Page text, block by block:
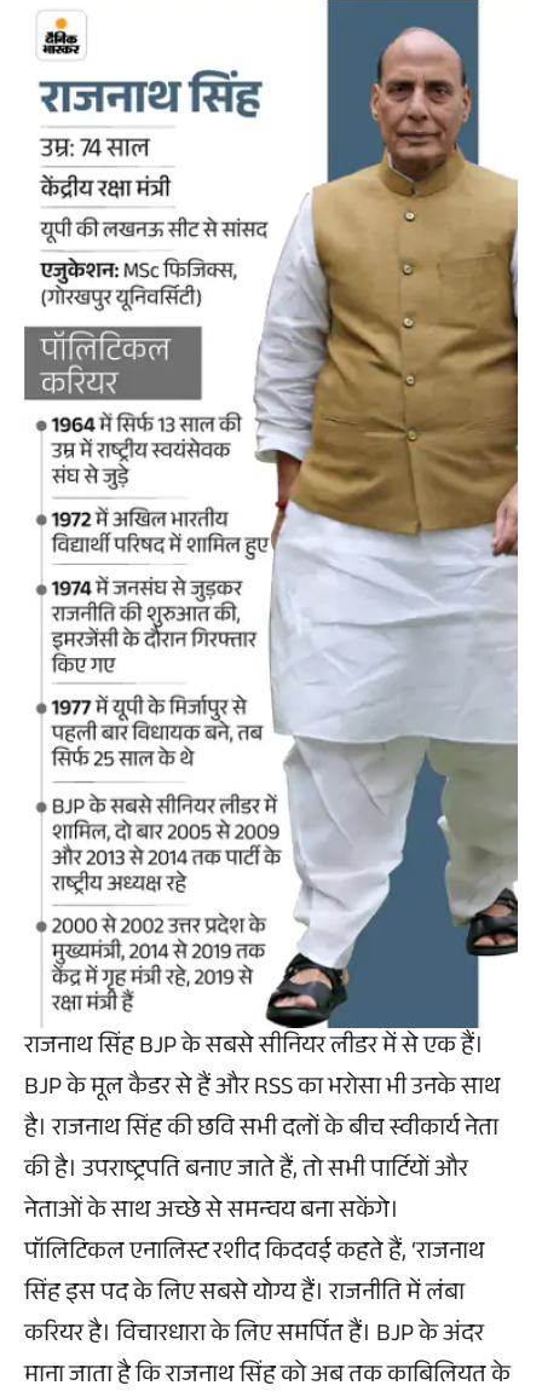
राजनाथ सिंह BJP के सबसे सीनियर लीडर में से एक हैं।
BJP के मूल कैडर से हैं और RSS का भरोसा भी उनके साथ
है। राजनाथ सिंह की छवि सभी दलों के बीच स्वीकार्य नेता
की है। उपराष्ट्रपति बनाए जाते हैं, तो सभी पार्टियों और
नेताओं के साथ अच्छे से समन्वय बना सकेंगे।
पॉलिटिकल एनालिस्ट रशीद किदवई कहते हैं, ‘राजनाथ
सिंह इस पद के लिए सबसे योग्य हैं। राजनीति में लंबा
करियर है। विचारधारा के लिए समर्पित हैं। BJP के अंदर
माना जाता है कि राजनाथ सिंह को अब तक काबिलियत के